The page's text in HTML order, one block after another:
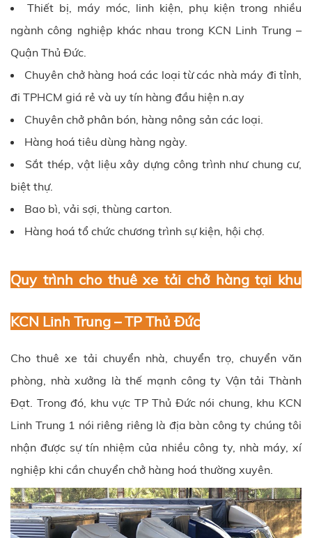
Thiết bị, máy móc, linh kiện, phụ kiện trong nhiều
ngành công nghiệp khác nhau trong KCN Linh Trung –
Quận Thủ Đức.
Chuyên chở hàng hoá các loại từ các nhà máy đi tỉnh,
đi TPHCM giá rẻ và uy tín hàng đầu hiện n.ay
Chuyên chở phân bón, hàng nông sản các loại.
Hàng hoá tiêu dùng hàng ngày.
Sắt thép, vật liệu xây dựng công trình như chung cư,
biệt thự.
Bao bì, vải sợi, thùng carton.
Hàng hoá tổ chức chương trình sự kiện, hội chợ.
Quy trình cho thuê xe tải chở hàng tại khu
KCN Linh Trung – TP Thủ Đức
Cho thuê xe tải chuyển nhà, chuyển trọ, chuyển văn
phòng, nhà xưởng là thế mạnh công ty Vận tải Thành
Đạt. Trong đó, khu vực TP Thủ Đứcnói chung, khu KCN
Linh Trung 1 nói riêng riêng là địa bàn công ty chúng tôi
nhận được sự tín nhiệm của nhiều công ty, nhà máy, xí
nghiệp khi cần chuyển chở hàng hoá thường xuyên.